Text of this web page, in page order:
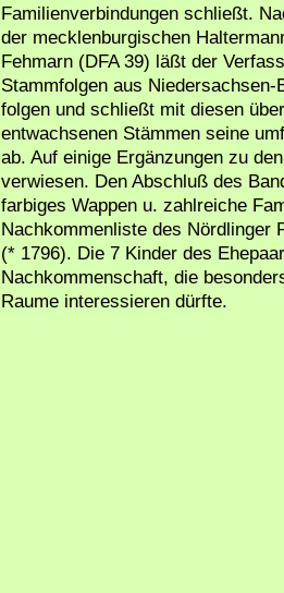
Familienverbindungen schließt.
der mecklenburgischen
Fehmarn (DFA 39) läßt der
Stammfolgen aus
folgen und schließt mit diesen
entwachsenen Stämmen seine
ab. Auf einige Ergänzungen zu
verwiesen. Den Abschluß des
farbiges Wappen u. zahlreiche
Nachkommenliste des Nördlinger
(* 1796). Die 7 Kinder des
Nachkommenschaft, die
Raume interessieren dürfte.